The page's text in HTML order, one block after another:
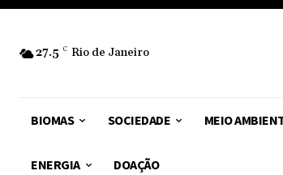
27.5 C Rio de Janeiro
BIOMAS SOCIEDADE MEIO
ENERGIA DOAÇÃO